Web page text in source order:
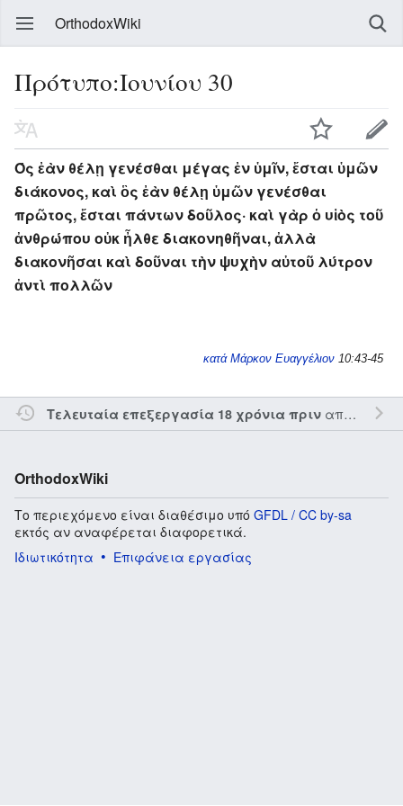
OrthodoxWiki
Πρότυπο:Ιουνίου 30
Ός ἐὰν θέλῃ γενέσθαι μέγας ἐν ὑμῖν, ἔσται ὑμῶν
διάκονος, καὶ ὃς ἐὰν θέλῃ ὑμῶν γενέσθαι
πρῶτος, ἔσται πάντων δοῦλος· καὶ γὰρ ὁ υἱὸς τοῦ
ἀνθρώπου οὐκ ἦλθε διακονηθῆναι, ἀλλὰ
διακονῆσαι καὶ δοῦναι τὴν ψυχὴν αὐτοῦ λύτρον
ἀντὶ πολλῶν
κατά Μάρκον Ευαγγέλιον10:43-45
Τελευταία επεξεργασία 18 χρόνια πριναπό τον την
OrthodoxWiki
Το περιεχόμενο είναι διαθέσιμο υπό GFDL / CC by-sa
εκτός αν αναφέρεται διαφορετικά.
Ιδιωτικότητα
Επιφάνεια εργασίας